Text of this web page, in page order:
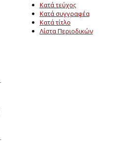
Κατά τεύχος
Κατά συγγραφέα
Κατά τίτλο
Λίστα Περιοδικών